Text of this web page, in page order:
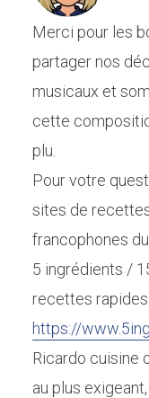
Merci pour les
partager nos
musicaux et
cette
plu.
Pour votre
sites de
francophones du
5 ingrédients /
recettes
https://
Ricardo cuisine
au plus